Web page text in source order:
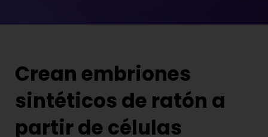
Crean embriones
sintéticos de ratón a
partir de células